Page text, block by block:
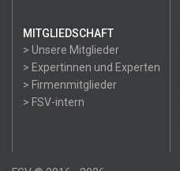
MITGLIEDSCHAFT
> Unsere Mitglieder
> Expertinnen und Experten
> Firmenmitglieder
> FSV-intern